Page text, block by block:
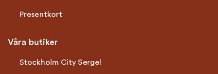
Presentkort
Våra butiker
Stockholm City Sergel